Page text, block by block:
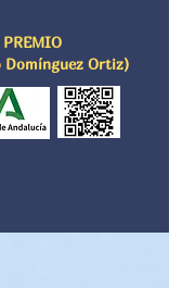
PREMIO
Ortiz)